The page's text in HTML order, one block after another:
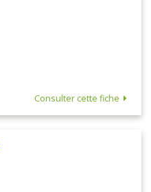
Consulter cette fiche